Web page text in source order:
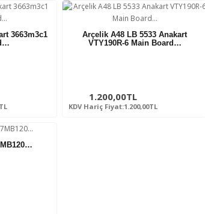
3663m3c1
Arçelik A48 LB 5533 Anakart
VTY190R-6 Main Board…
1.200,00TL
KDV Hariç Fiyat:1.200,00TL